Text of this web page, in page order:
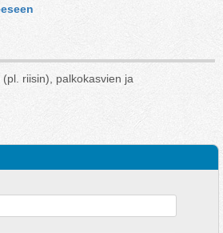
riisin), palkokasvien ja